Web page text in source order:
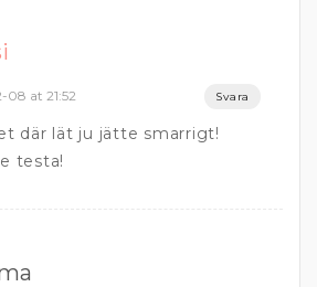
08 at 21:52 Svara
där lät ju jätte smarrigt!
testa!